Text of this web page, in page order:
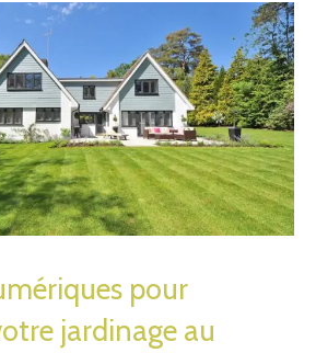
pour
jardinage au